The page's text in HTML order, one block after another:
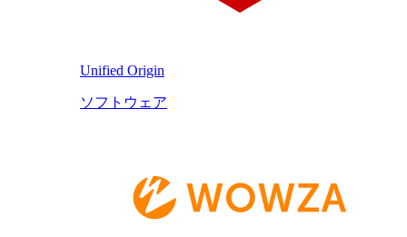
Unified Origin
ソフトウェア